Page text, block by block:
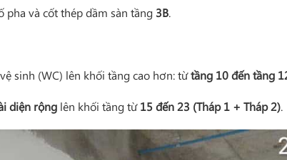
pha và cốt thép dầm sàn tầng 3B.
sinh (WC) lên khối tầng cao hơn: từtầng 10 đến tầng
diện rộng lên khối tầng từ15 đến 23 (Tháp 1 + Tháp 2).